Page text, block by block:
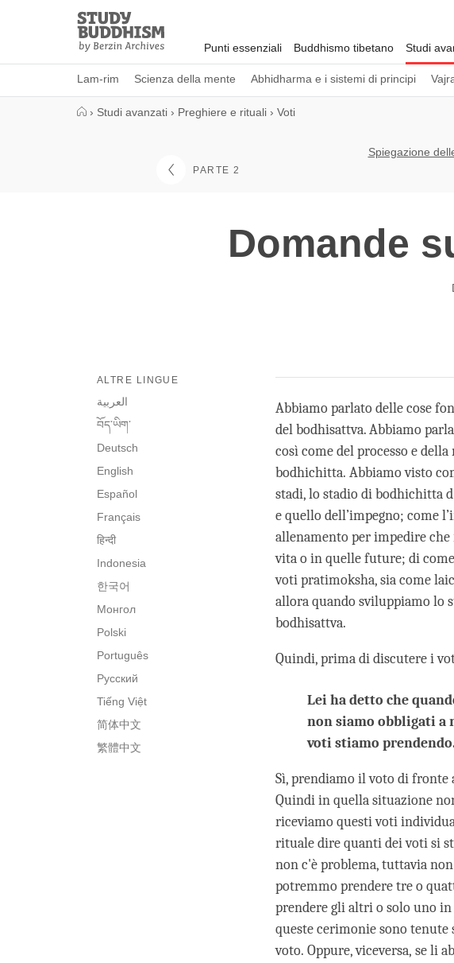
Study
Buddhism
Home
Punti essenziali Buddhismo tibetano Studi
Lam-rim Scienza della mente Abhidharma e i sistemi di principi
› Studi avanzati › Preghiere e rituali › Voti
PARTE 2
Spiegazione
Domande
ALTRE LINGUE
العربية
བོད་ཡིག་
Deutsch
English
Español
Français
हिन्दी
Indonesia
한국어
Монгол
Polski
Português
Русский
Tiếng Việt
简体中文
繁體中文
Abbiamo parlato delle cose
del bodhisattva. Abbiamo
così come del processo e
bodhichitta. Abbiamo visto
stadi, lo stadio di bodhichitta
e quello dell’impegno; come
allenamento per impedire
vita o in quelle future; di
voti pratimoksha, sia come
allora quando sviluppiamo lo
bodhisattva.
Quindi, prima di discutere i
Lei ha detto che
non siamo obbligati a
voti stiamo
Sì, prendiamo il voto di fronte
Quindi in quella situazione
riceviamo questi voti
rituale dire quanti dei voti si
non c'è problema, tuttavia
potremmo prendere tre o
prendere gli altri o solo uno
queste cerimonie sono tenute
voto. Oppure, viceversa, se li